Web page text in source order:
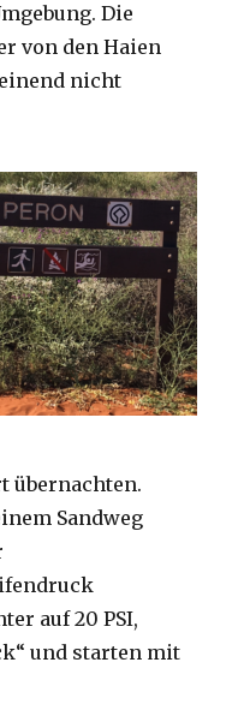
Die
von den Haien
nicht
übernachten.
Sandweg
auf 20 PSI,
und starten mit